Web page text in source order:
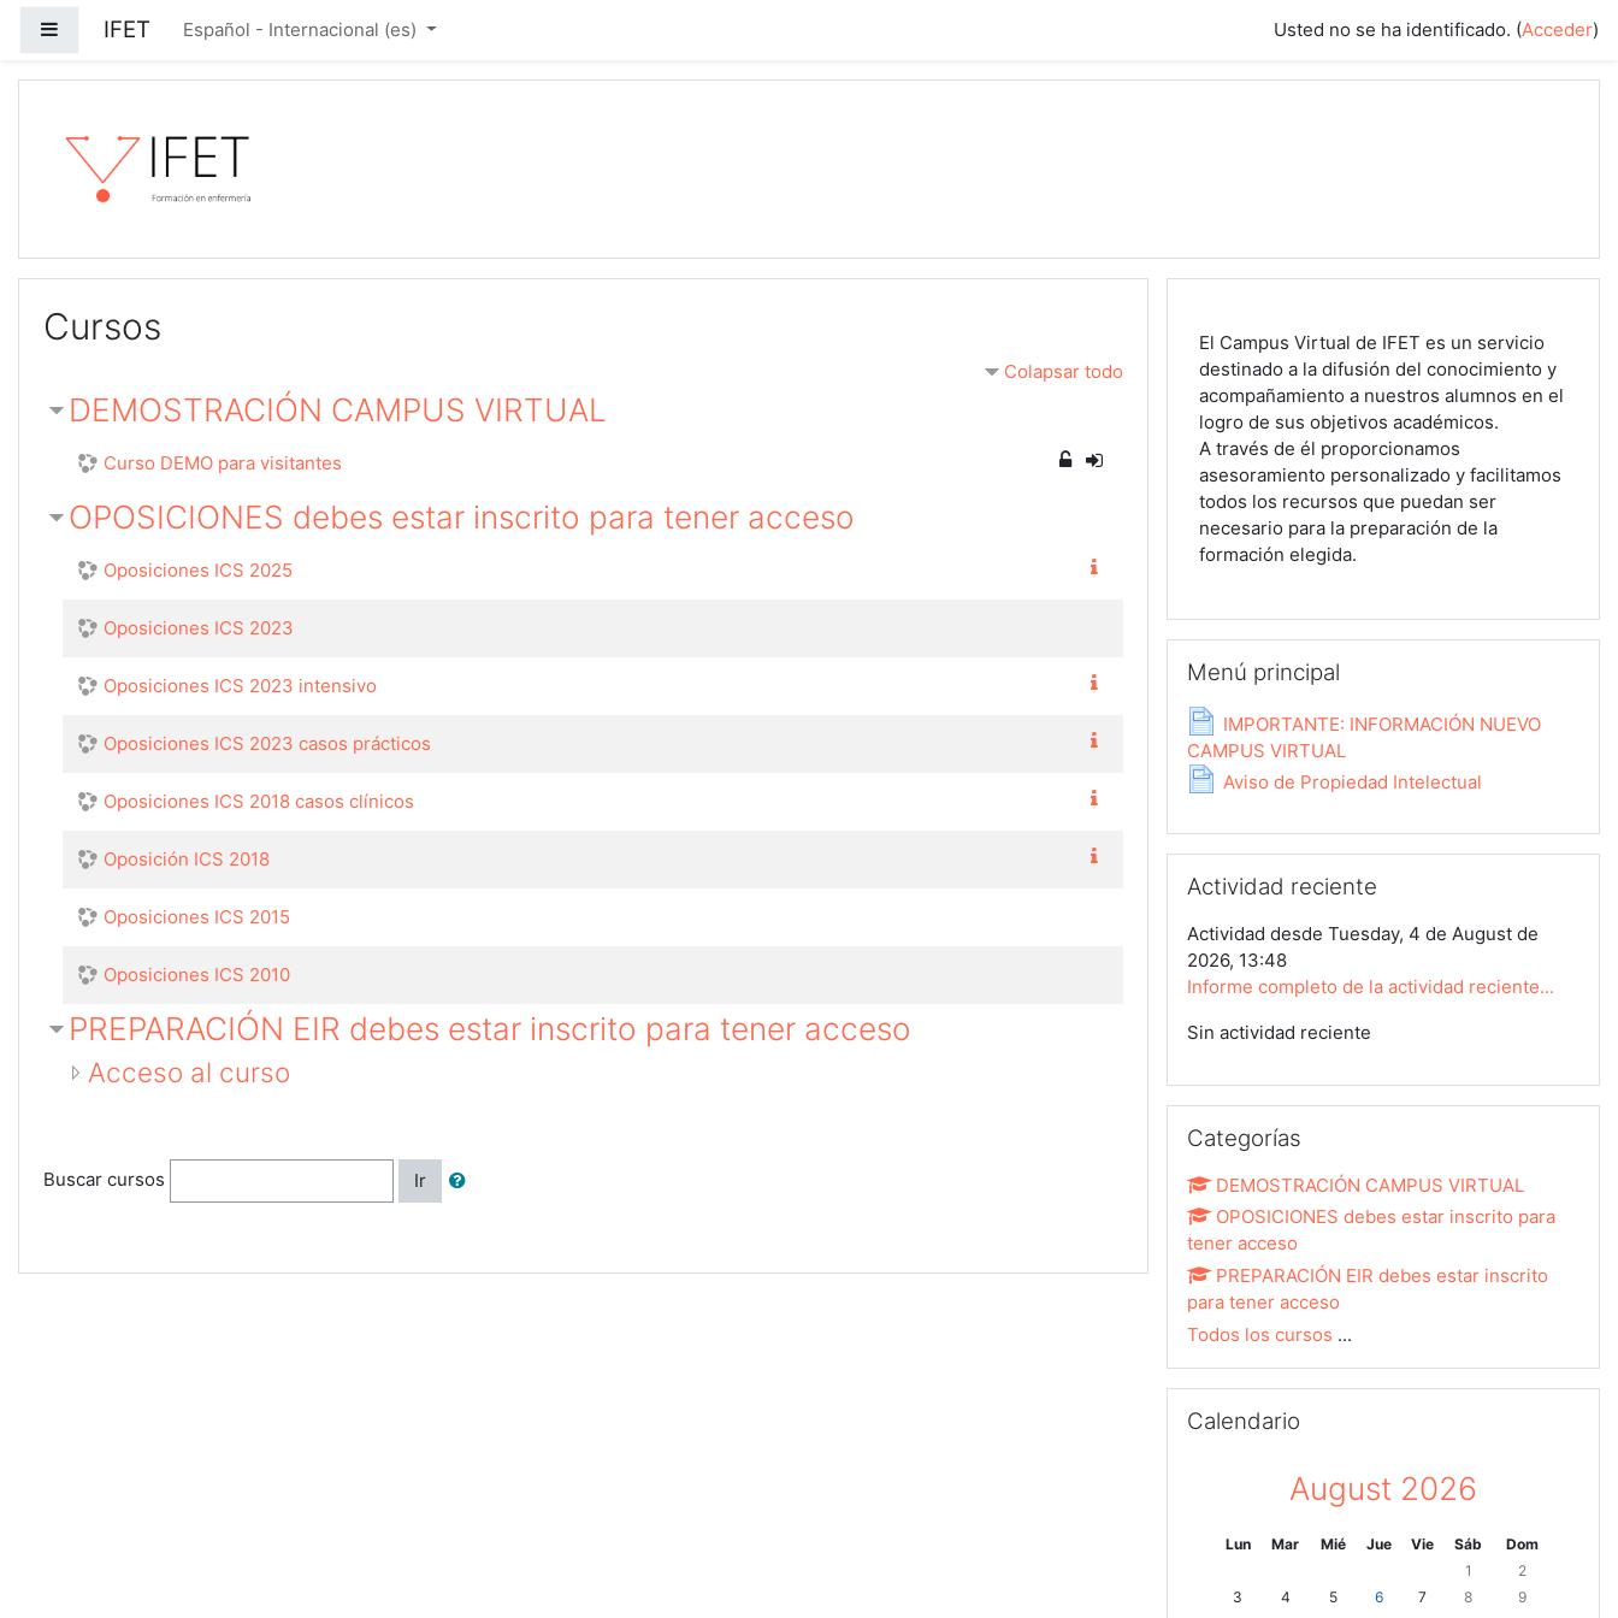
Panel lateral
IFET Español - Internacional ‎(es)‎ Usted no se ha identificado. (Acceder)
Cursos
Colapsar todo
DEMOSTRACIÓN CAMPUS VIRTUAL
Curso DEMO para visitantes
OPOSICIONES debes estar inscrito para tener acceso
Oposiciones ICS 2025
Oposiciones ICS 2023
Oposiciones ICS 2023 intensivo
Oposiciones ICS 2023 casos prácticos
Oposiciones ICS 2018 casos clínicos
Oposición ICS 2018
Oposiciones ICS 2015
Oposiciones ICS 2010
PREPARACIÓN EIR debes estar inscrito para tener acceso
Acceso al curso
Buscar cursos Ir
El Campus Virtual de IFET es un servicio
destinado a la difusión del conocimiento y
acompañamiento a nuestros alumnos en el
logro de sus objetivos académicos.
A través de él proporcionamos
asesoramiento personalizado y facilitamos
todos los recursos que puedan ser
necesario para la preparación de la
formación elegida.
Menú principal
IMPORTANTE: INFORMACIÓN NUEVO
CAMPUS VIRTUAL
Aviso de Propiedad Intelectual
Actividad reciente
Actividad desde Tuesday, 4 de August de
2026, 13:48
Informe completo de la actividad reciente...
Sin actividad reciente
Categorías
DEMOSTRACIÓN CAMPUS VIRTUAL
OPOSICIONES debes estar inscrito para
tener acceso
PREPARACIÓN EIR debes estar inscrito
para tener acceso
Todos los cursos ...
Calendario
August 2026
Lunes
Lun Martes
Mar Miércoles
Mié Jueves
Jue Viernes
Vie Sábado
Sáb Domingo
Dom
Sin eventos, Saturday,
1 Sin eventos,
2
Sin eventos, Monday, 3 August
3 Sin eventos, Tuesday, 4 August
4 Sin eventos, Wednesday, 5 August
5 Sin eventos, Thursday, 6 August
6 Sin eventos, Friday, 7 August
7 Sin eventos, Saturday,
8 Sin eventos,
9